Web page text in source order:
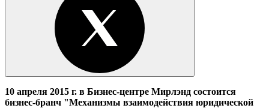
10 апреля 2015 г. в Бизнес-центре Мирлэнд состоится
бизнес-бранч "Механизмы взаимодействия юридической